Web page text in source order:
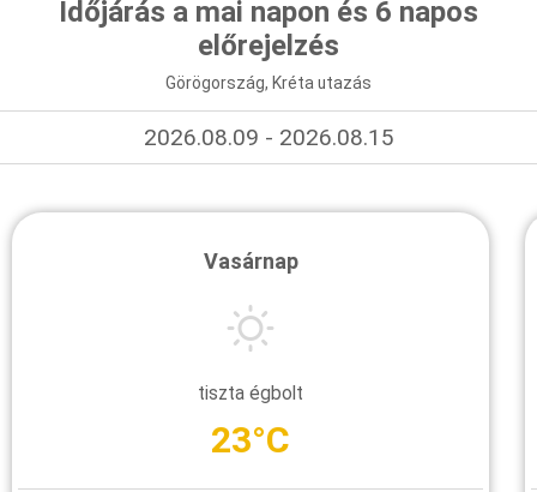
Időjárás a mai napon és 6 napos
előrejelzés
Görögország, Kréta utazás
2026.08.09 - 2026.08.15
Vasárnap
tiszta égbolt
23°C